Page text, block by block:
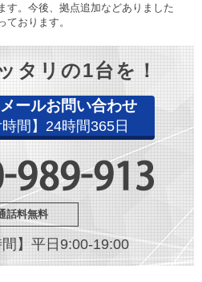
す。今後、拠点追加などありました
ております。
タリの1台を！
ールお問い合わせ
時間】24時間365日
話料無料
間】平日9:00-19:00